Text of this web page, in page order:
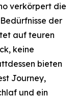
verkörpert die
der
auf teuren
keine
bieten
Journey,
und ein